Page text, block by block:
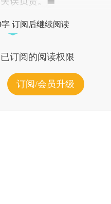
订阅后继续阅读
订阅的阅读权限
订阅/会员升级